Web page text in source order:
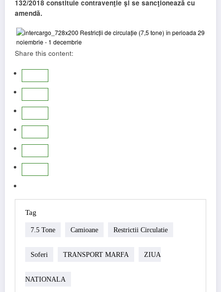
132/2018 constituie contravenţie şi se sancţionează cu
amendă.
Share this content:
Tag
7.5 Tone Camioane Restrictii Circulatie
Soferi TRANSPORT MARFA ZIUA
NATIONALA